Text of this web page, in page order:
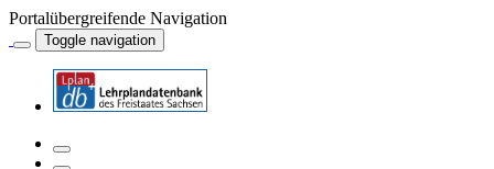
Portalübergreifende Navigation
Toggle navigation